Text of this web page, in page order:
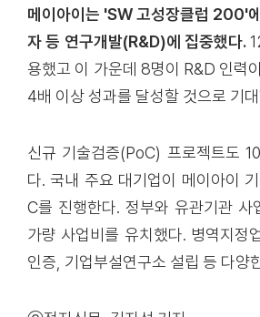
메이아이는 'SW 고성장클럽 200'
자 등 연구개발(R&D)에 집중했다.
용했고 이 가운데 8명이 R&D 인력
4배 이상 성과를 달성할 것으로 기
신규 기술검증(PoC) 프로젝트도
다. 국내 주요 대기업이 메이아이
C를 진행한다. 정부와 유관기관 사
가량 사업비를 유치했다. 병역지정
인증, 기업부설연구소 설립 등 다양